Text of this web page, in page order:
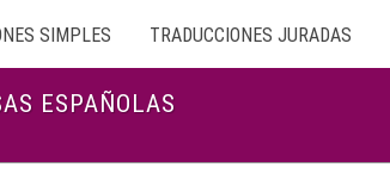
SIMPLES TRADUCCIONES JURADAS
ESPAÑOLAS